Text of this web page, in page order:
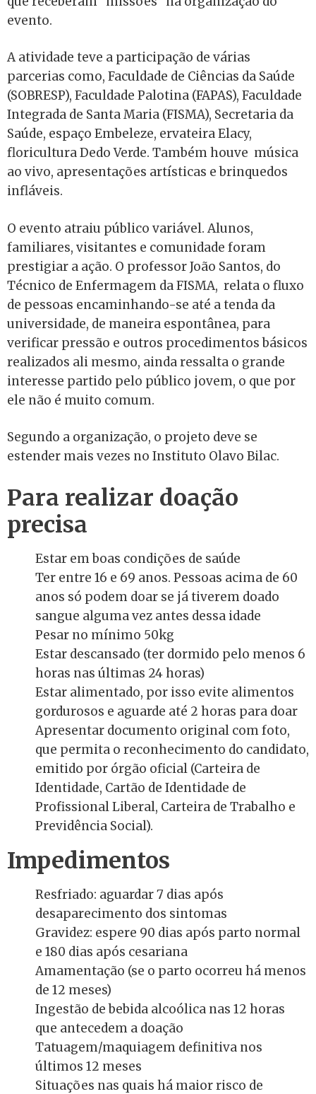
evento.
A atividade teve a participação de várias
parcerias como, Faculdade de Ciências da Saúde
(SOBRESP), Faculdade Palotina (FAPAS), Faculdade
Integrada de Santa Maria (FISMA), Secretaria da
Saúde, espaço Embeleze, ervateira Elacy,
floricultura Dedo Verde. Também houve música
ao vivo, apresentações artísticas e brinquedos
infláveis.
O evento atraiu público variável. Alunos,
familiares, visitantes e comunidade foram
prestigiar a ação. O professor João Santos, do
Técnico de Enfermagem da FISMA, relata o fluxo
de pessoas encaminhando-se até a tenda da
universidade, de maneira espontânea, para
verificar pressão e outros procedimentos básicos
realizados ali mesmo, ainda ressalta o grande
interesse partido pelo público jovem, o que por
ele não é muito comum.
Segundo a organização, o projeto deve se
estender mais vezes no Instituto Olavo Bilac.
Para realizar doação
precisa
Estar em boas condições de saúde
Ter entre 16 e 69 anos. Pessoas acima de 60
anos só podem doar se já tiverem doado
sangue alguma vez antes dessa idade
Pesar no mínimo 50kg
Estar descansado (ter dormido pelo menos 6
horas nas últimas 24 horas)
Estar alimentado, por isso evite alimentos
gordurosos e aguarde até 2 horas para doar
Apresentar documento original com foto,
que permita o reconhecimento do candidato,
emitido por órgão oficial (Carteira de
Identidade, Cartão de Identidade de
Profissional Liberal, Carteira de Trabalho e
Previdência Social).
Impedimentos
Resfriado: aguardar 7 dias após
desaparecimento dos sintomas
Gravidez: espere 90 dias após parto normal
e 180 dias após cesariana
Amamentação (se o parto ocorreu há menos
de 12 meses)
Ingestão de bebida alcoólica nas 12 horas
que antecedem a doação
Tatuagem/maquiagem definitiva nos
últimos 12 meses
Situações nas quais há maior risco de